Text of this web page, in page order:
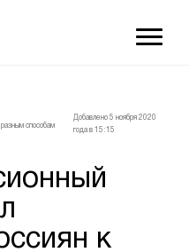
способам
Добавлено 5 ноября 2020
года в 15:15
к